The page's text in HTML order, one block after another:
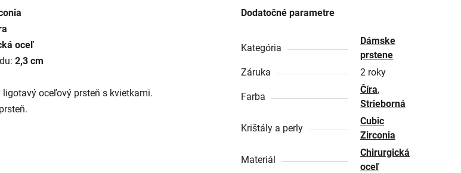
oceľ
2,3 cm
ligotavý oceľový prsteň s kvietkami.
Dodatočné parametre
Kategória
Dámske
prstene
Záruka
2 roky
Farba
Číra,
Strieborná
Krištály a perly
Cubic
Zirconia
Materiál
Chirurgická
oceľ